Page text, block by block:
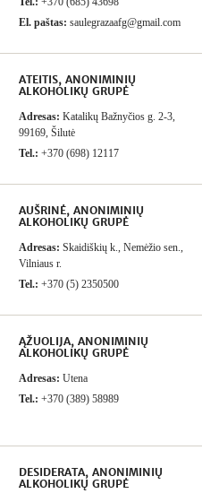
El. paštas: saulegrazaafg@gmail.com
ATEITIS, ANONIMINIŲ
ALKOHOLIKŲ GRUPĖ
Adresas: Katalikų Bažnyčios g. 2-3,
99169, Šilutė
Tel.: +370 (698) 12117
AUŠRINĖ, ANONIMINIŲ
ALKOHOLIKŲ GRUPĖ
Adresas: Skaidiškių k., Nemėžio sen.,
Vilniaus r.
Tel.: +370 (5) 2350500
ĄŽUOLIJA, ANONIMINIŲ
ALKOHOLIKŲ GRUPĖ
Adresas: Utena
Tel.: +370 (389) 58989
DESIDERATA, ANONIMINIŲ
ALKOHOLIKŲ GRUPĖ